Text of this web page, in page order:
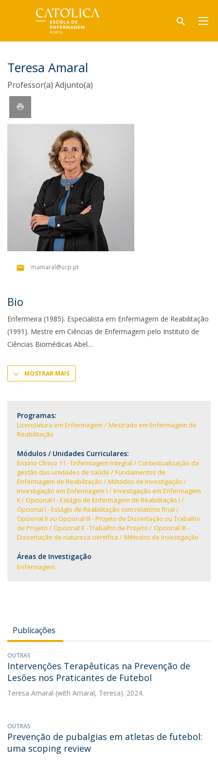
Teresa Amaral
Professor(a) Adjunto(a)
mamaral@ucp.pt
Bio
Enfermeira (1985). Especialista em Enfermagem de Reabilitação
(1991). Mestre em Ciências de Enfermagem pelo Instituto de
Ciências Biomédicas Abel
MOSTRAR MAIS
Programas:
Licenciatura em Enfermagem
Mestrado em Enfermagem de
Reabilitação
Módulos / Unidades Curriculares:
Ensino Clínico 11 - Enfermagem Integral
Contextualização da
gestão das unidades de saúde
Fundamentos de
Enfermagem de Reabilitação
Métodos de Investigação
Investigação em Enfermagem I
Investigação em Enfermagem
II
Opcional I - Estágio de Enfermagem de Reabilitação I
Opcional I - Estágio de Reabilitação com relatório final
Opcional II ou Opcional III - Projeto de Dissertação ou Trabalho
de Projeto
Opcional II - Trabalho de Projeto
Opcional III -
Dissertação de natureza científica
Métodos de Investigação
Áreas de Investigação
Enfermagem
Publicações
OUTRAS
Intervenções Terapêuticas na Prevenção de
Lesões nos Praticantes de Futebol
Teresa Amaral (with Amaral, Teresa). 2024.
OUTRAS
Prevenção de pubalgias em atletas de futebol:
uma scoping review